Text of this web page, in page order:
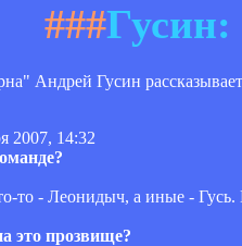
###
Андрей Гусин
2007, 14:32
то - Леонидыч, а иные - Гусь.
это прозвище?